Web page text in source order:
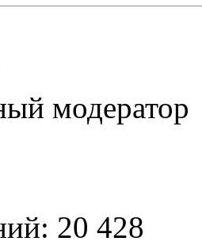
модератор
20 428